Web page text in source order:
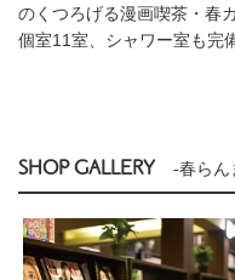
のくつろげる漫画喫茶・春
個室11室、シャワー室も完
SHOP GALLERY -春らん